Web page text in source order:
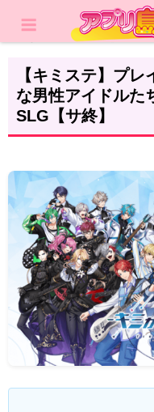
レビュー
【キミステ】プ
な男性アイドルた
SLG【サ終】